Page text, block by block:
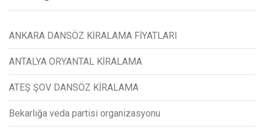
ANKARA DANSÖZ KİRALAMA FİYATLARI
ANTALYA ORYANTAL KİRALAMA
ATEŞ ŞOV DANSÖZ KİRALAMA
Bekarlığa veda partisi organizasyonu